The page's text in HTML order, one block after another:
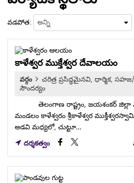
వడపోత:
కాళేశ్వర ముక్తేశ్వర దేవాలయం
వర్గం
చరిత్ర ప్రసిద్ధమైనవి, ధార్మిక,
సౌందర్యం
తెలంగాణ రాష్ట్రం, జయశంకర్‌ జిల్లా
మండలం కాళేశ్వరం శ్రీకాళేశ్వర
అడవి మధ్యలో, చుట్టూ…
దర్శకత్వం